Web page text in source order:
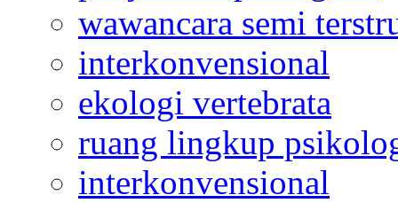
wawancara semi
interkonvensional
ekologi vertebrata
ruang lingkup
interkonvensional